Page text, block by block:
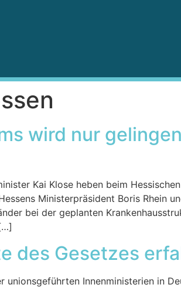
wird nur
Kai Klose heben beim
Ministerpräsident Boris Rhein
bei der geplanten
des Gesetzes
unionsgeführten Innenministerien in